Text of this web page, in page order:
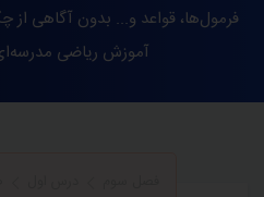
فرمول‌ها، قواعد و... بدون آگاهی از
آموزش ریاضی